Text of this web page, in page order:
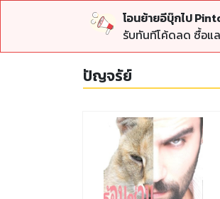
โอนย้ายอีบุ๊กไป
รับทันทีโค้ดลด ซื้อแ
ปัญจรัย์